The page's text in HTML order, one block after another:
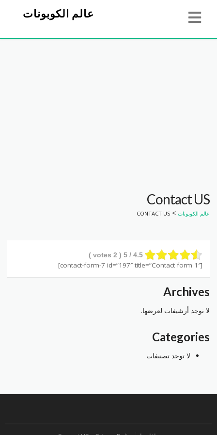
عالم الكوبونات
Contact US
عالم الكوبونات >
CONTACT US
4.5
/ 5 (
2
[contact-form-7 id=”197″ title=”Contact form 1″]
Archives
لا توجد أرشيفات لعرضها.
Categories
لا توجد تصنيفات